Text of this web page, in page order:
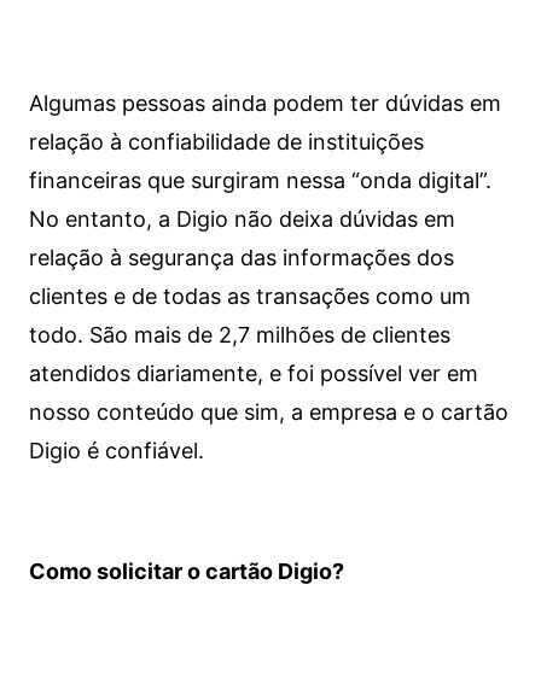
Algumas pessoas ainda podem ter dúvidas em
relação à confiabilidade de instituições
financeiras que surgiram nessa “onda digital”.
No entanto, a Digio não deixa dúvidas em
relação à segurança das informações dos
clientes e de todas as transações como um
todo. São mais de 2,7 milhões de clientes
atendidos diariamente, e foi possível ver em
nosso conteúdo que sim, a empresa e o cartão
Digio é confiável.
Como solicitar o cartão Digio?